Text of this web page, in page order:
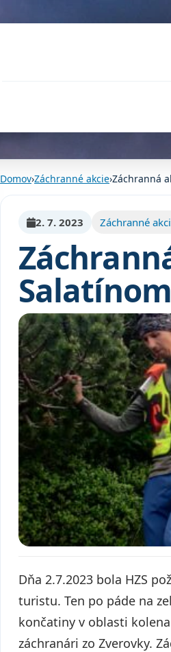
Domov›Záchranné akcie›Záchranná
2. 7. 2023 Záchranné
Salatínom
Dňa 2.7.2023 bola HZS
turistu. Ten po páde na
končatiny v oblasti
záchranári zo Zverovky.